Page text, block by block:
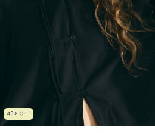
40% OFF